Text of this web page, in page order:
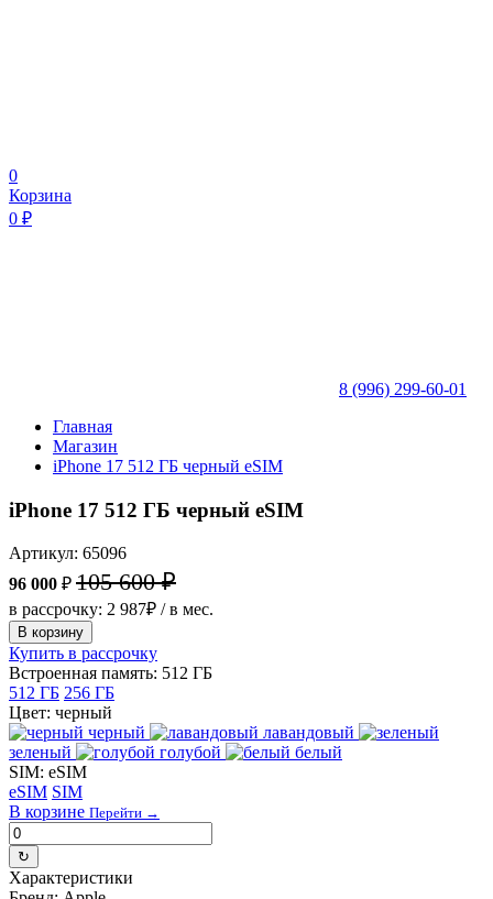
0
Корзина
0 ₽
8 (996) 299-60-01
Главная
Магазин
iPhone 17 512 ГБ черный eSIM
iPhone 17 512 ГБ черный eSIM
Артикул: 65096
96 000 ₽ 105 600 ₽
в рассрочку: 2 987₽ / в мес.
В корзину
Купить в рассрочку
Встроенная память: 512 ГБ
512 ГБ 256 ГБ
Цвет: черный
черный
лавандовый
зеленый
голубой
белый
SIM: eSIM
eSIM SIM
В корзине Перейти →
↻
Характеристики